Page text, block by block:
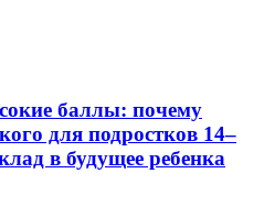
баллы: почему
для подростков 14–
в будущее ребенка